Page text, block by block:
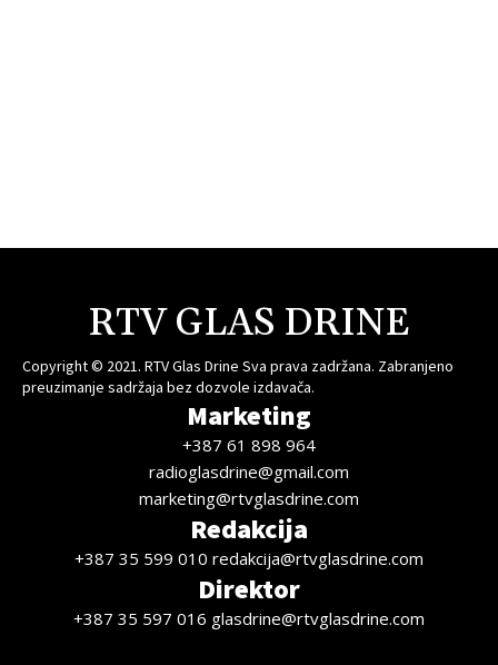
RTV GLAS DRINE
Copyright © 2021. RTV Glas Drine Sva prava zadržana. Zabranjeno
preuzimanje sadržaja bez dozvole izdavača.
Marketing
+387 61 898 964
radioglasdrine@gmail.com
marketing@rtvglasdrine.com
Redakcija
+387 35 599 010 redakcija@rtvglasdrine.com
Direktor
+387 35 597 016 glasdrine@rtvglasdrine.com